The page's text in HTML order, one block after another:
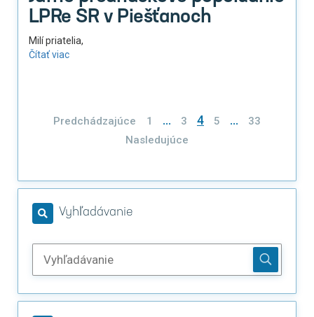
LPRe SR v Piešťanoch
Milí priatelia,
Čítať viac
Stránkovanie
príspevkov
Predchádzajúce 1 … 3 4 5 …
33
Nasledujúce
Vyhľadávanie